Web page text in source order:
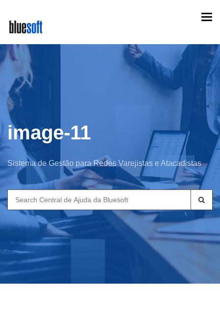
main
content
image-11
Sistema de Gestão para Redes Varejistas e Atacadistas
Search
for: